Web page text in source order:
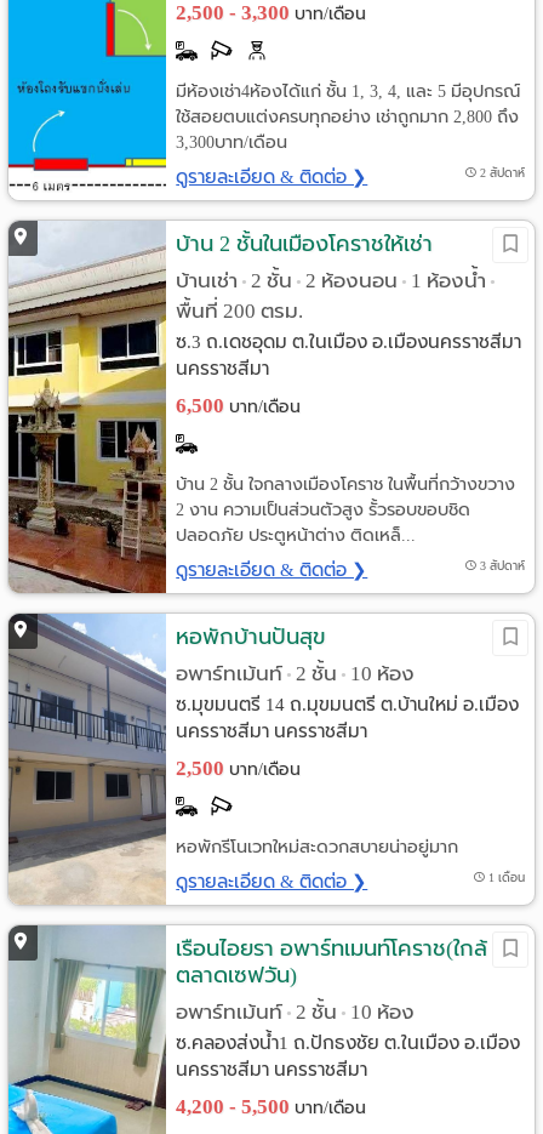
2,500 - 3,300 บาท/เดือน
มีห้องเช่า4ห้องได้แก่ ชั้น 1, 3, 4, และ 5 มีอุปกรณ์
ใช้สอยตบแต่งครบทุกอย่าง เช่าถูกมาก 2,800 ถึง
3,300บาท/เดือน
ดูรายละเอียด & ติดต่อ ❯ 2 สัปดาห์
บ้าน 2 ชั้นในเมืองโคราชให้เช่า
บ้านเช่า • 2 ชั้น • 2 ห้องนอน • 1 ห้องน้ำ •
พื้นที่ 200 ตรม.
ซ.3 ถ.เดชอุดม ต.ในเมือง อ.เมืองนครราชสีมา
นครราชสีมา
6,500 บาท/เดือน
บ้าน 2 ชั้น ใจกลางเมืองโคราช ในพื้นที่กว้างขวาง
2 งาน ความเป็นส่วนตัวสูง รั้วรอบขอบชิด
ปลอดภัย ประตูหน้าต่าง ติดเหล็...
ดูรายละเอียด & ติดต่อ ❯ 3 สัปดาห์
หอพักบ้านปันสุข
อพาร์ทเม้นท์ • 2 ชั้น • 10 ห้อง
ซ.มุขมนตรี 14 ถ.มุขมนตรี ต.บ้านใหม่ อ.เมือง
นครราชสีมา นครราชสีมา
2,500 บาท/เดือน
หอพักรีโนเวทใหม่สะดวกสบายน่าอยู่มาก
ดูรายละเอียด & ติดต่อ ❯ 1 เดือน
เรือนไอยรา อพาร์ทเมนท์โคราช(ใกล้
ตลาดเซฟวัน)
อพาร์ทเม้นท์ • 2 ชั้น • 10 ห้อง
ซ.คลองส่งน้ำ1 ถ.ปักธงชัย ต.ในเมือง อ.เมือง
นครราชสีมา นครราชสีมา
4,200 - 5,500 บาท/เดือน